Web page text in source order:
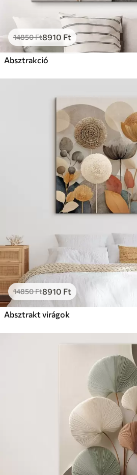
14850Ft8910 Ft
Absztrakció
14850Ft8910 Ft
Absztrakt virágok